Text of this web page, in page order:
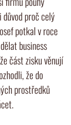
proč celý
potkal v roce
business
část zisku věnují
že do
prostředků